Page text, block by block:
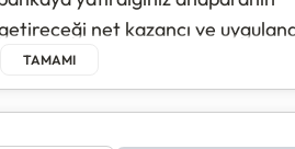
net kazancı ve
ve elinize geçecek "Net Faiz